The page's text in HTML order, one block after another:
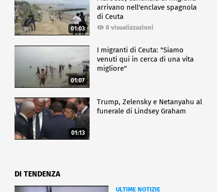
01:03
arrivano nell'enclave spagnola
di Ceuta
8 visualizzazioni
01:07
I migranti di Ceuta: "Siamo
venuti qui in cerca di una vita
migliore"
01:13
Trump, Zelensky e Netanyahu al
funerale di Lindsey Graham
DI TENDENZA
ULTIME NOTIZIE